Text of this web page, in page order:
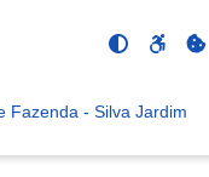
Fazenda - Silva Jardim